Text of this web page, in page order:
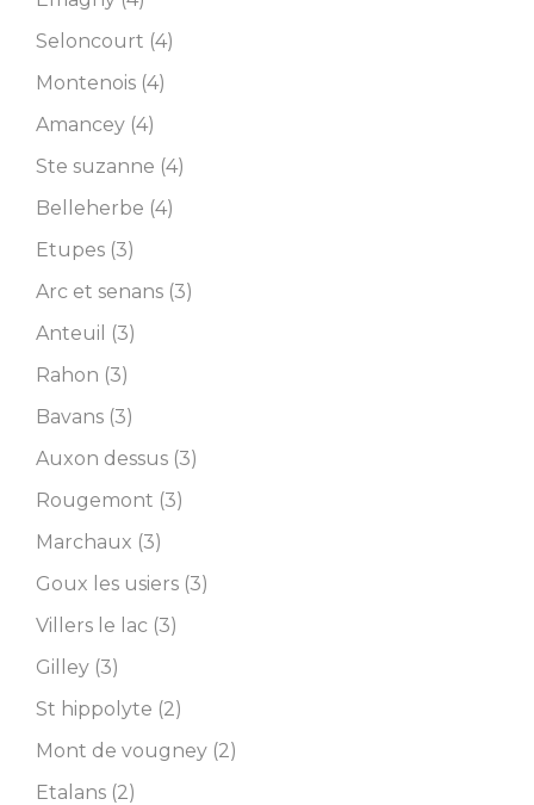
Seloncourt (4)
Montenois (4)
Amancey (4)
Ste suzanne (4)
Belleherbe (4)
Etupes (3)
Arc et senans (3)
Anteuil (3)
Rahon (3)
Bavans (3)
Auxon dessus (3)
Rougemont (3)
Marchaux (3)
Goux les usiers (3)
Villers le lac (3)
Gilley (3)
St hippolyte (2)
Mont de vougney (2)
Etalans (2)